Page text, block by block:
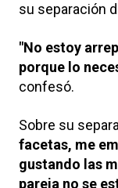
su separación
"No estoy
porque lo
confesó.
Sobre su
facetas, me
gustando las
pareja no se